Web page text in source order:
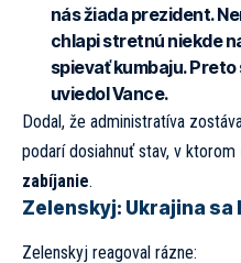
nás žiada prezident.
chlapi stretnú niekde
spievať kumbaju.
uviedol Vance.
Dodal, že administratíva
podarí dosiahnuť stav, v ktorom
zabíjanie.
Zelenskyj: Ukrajina sa
Zelenskyj reagoval rázne: